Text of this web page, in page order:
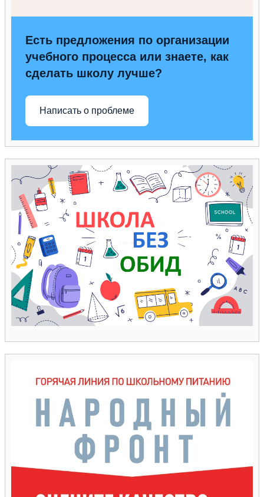
Есть предложения по организации
учебного процесса или знаете, как
сделать школу лучше?
Написать о проблеме